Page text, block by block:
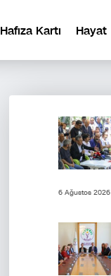
Hafıza Kartı Hayat
6 Ağustos 2026